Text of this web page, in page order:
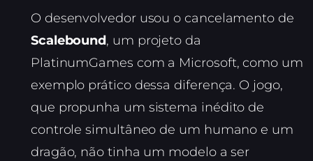
O desenvolvedor usou o cancelamento de
Scalebound, um projeto da
PlatinumGames com a Microsoft, como um
exemplo prático dessa diferença. O jogo,
que propunha um sistema inédito de
controle simultâneo de um humano e um
dragão, não tinha um modelo a ser